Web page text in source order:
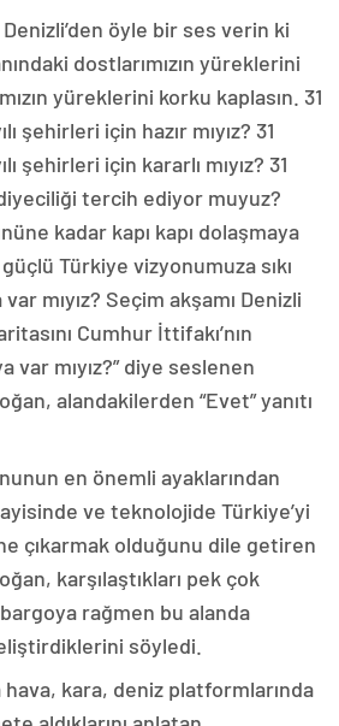
öyle bir ses verin ki
dostlarımızın yüreklerini
yüreklerini korku kaplasın. 31
şehirleri için hazır mıyız? 31
şehirleri için kararlı mıyız? 31
tercih ediyor muyuz?
kadar kapı kapı dolaşmaya
Türkiye vizyonumuza sıkı
var mıyız? Seçim akşamı Denizli
Cumhur İttifakı’nın
var mıyız?” diye seslenen
alandakilerden “Evet” yanıtı
en önemli ayaklarından
ve teknolojide Türkiye’yi
çıkarmak olduğunu dile getiren
karşılaştıkları pek çok
rağmen bu alanda
söyledi.
hava, kara, deniz platformlarında